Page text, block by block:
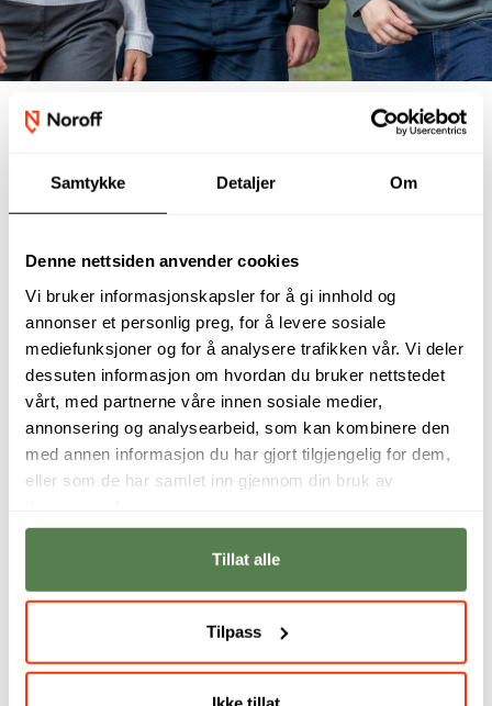
Samtykke Detaljer Om
Denne nettsiden anvender cookies
Vi bruker informasjonskapsler for å gi innhold og
annonser et personlig preg, for å levere sosiale
mediefunksjoner og for å analysere trafikken vår. Vi deler
dessuten informasjon om hvordan du bruker nettstedet
vårt, med partnerne våre innen sosiale medier,
annonsering og analysearbeid, som kan kombinere den
med annen informasjon du har gjort tilgjengelig for dem,
eller som de har samlet inn gjennom din bruk av
Tillat alle
Tilpass
Intervju med våre studenter
programmerings­
lærevillighet og
Johansen